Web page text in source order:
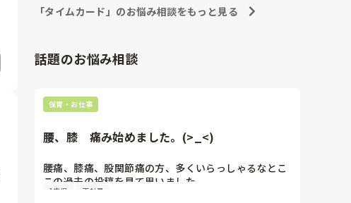
タイムカード等もありませんし、幼稚園がブラックな
ょうか、、。
退職代行の弁護士などを入れると穏便には済まなくな
とも思いつつ、、色々考え過ぎて胃がやられる日々で
す。
ど
教えて頂けたら嬉しいです。
「タイムカード」のお悩み相談をもっと見る
話題のお悩み相談
保育・お仕事
腰、膝　痛み始めました。(>_<)
腰痛、膝痛、股関節痛の方、多くいらっしゃるなとこ
この過去の投稿を見て思いました。
1歳児 正社員